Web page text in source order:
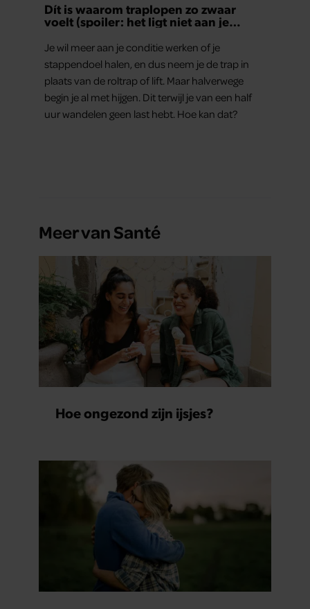
Dít is waarom traplopen zo zwaar
voelt (spoiler: het ligt niet aan je
Je wil meer aan je conditie werken of je
stappendoel halen, en dus neem je de trap in
plaats van de roltrap of lift. Maar halverwege
begin je al met hijgen. Dit terwijl je van een half
uur wandelen geen last hebt. Hoe kan dat?
Meer van Santé
Hoe ongezond zijn ijsjes?